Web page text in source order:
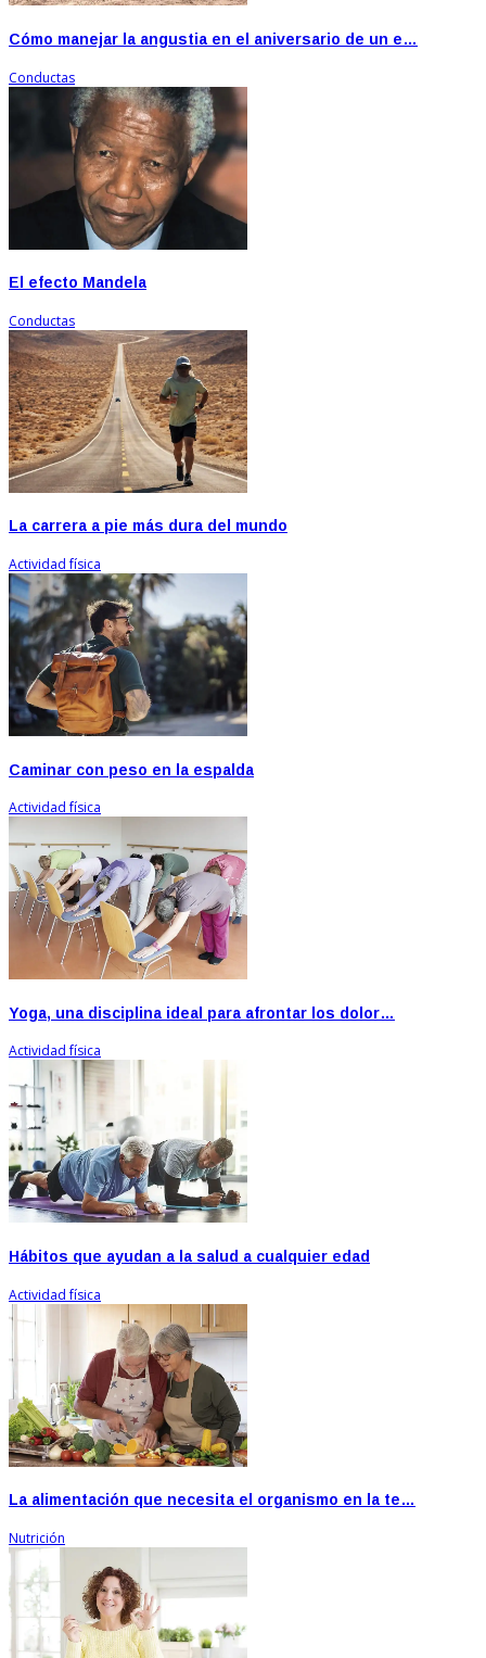
Cómo manejar la angustia en el aniversario de un e…
Conductas
El efecto Mandela
Conductas
La carrera a pie más dura del mundo
Actividad física
Caminar con peso en la espalda
Actividad física
Yoga, una disciplina ideal para afrontar los dolor…
Actividad física
Hábitos que ayudan a la salud a cualquier edad
Actividad física
La alimentación que necesita el organismo en la te…
Nutrición